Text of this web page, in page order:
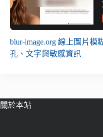
blur-image.org 線上圖片
孔、文字與敏感資訊
關於本站